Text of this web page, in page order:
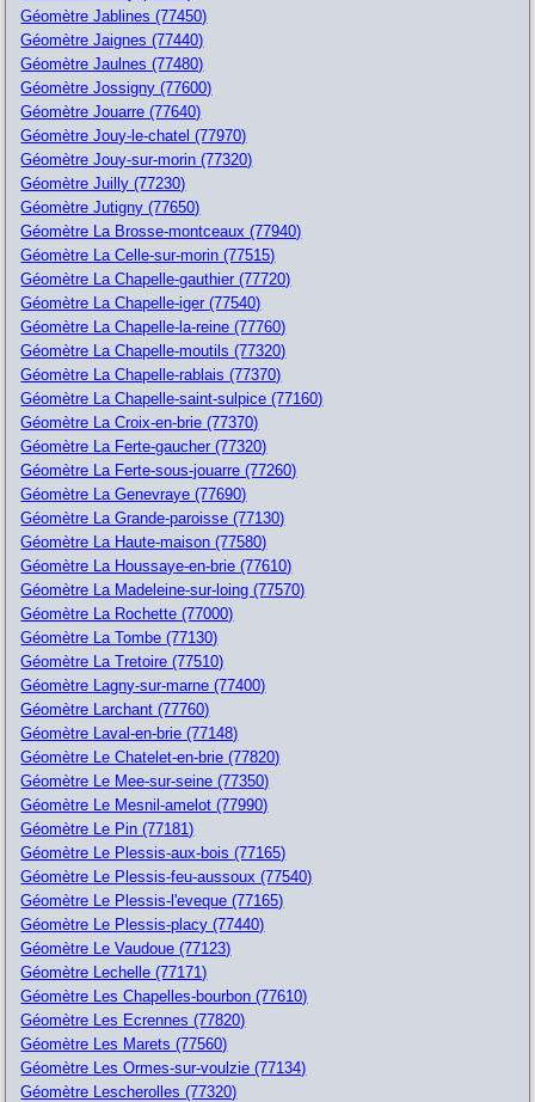
Géomètre Jablines (77450)
Géomètre Jaignes (77440)
Géomètre Jaulnes (77480)
Géomètre Jossigny (77600)
Géomètre Jouarre (77640)
Géomètre Jouy-le-chatel (77970)
Géomètre Jouy-sur-morin (77320)
Géomètre Juilly (77230)
Géomètre Jutigny (77650)
Géomètre La Brosse-montceaux (77940)
Géomètre La Celle-sur-morin (77515)
Géomètre La Chapelle-gauthier (77720)
Géomètre La Chapelle-iger (77540)
Géomètre La Chapelle-la-reine (77760)
Géomètre La Chapelle-moutils (77320)
Géomètre La Chapelle-rablais (77370)
Géomètre La Chapelle-saint-sulpice (77160)
Géomètre La Croix-en-brie (77370)
Géomètre La Ferte-gaucher (77320)
Géomètre La Ferte-sous-jouarre (77260)
Géomètre La Genevraye (77690)
Géomètre La Grande-paroisse (77130)
Géomètre La Haute-maison (77580)
Géomètre La Houssaye-en-brie (77610)
Géomètre La Madeleine-sur-loing (77570)
Géomètre La Rochette (77000)
Géomètre La Tombe (77130)
Géomètre La Tretoire (77510)
Géomètre Lagny-sur-marne (77400)
Géomètre Larchant (77760)
Géomètre Laval-en-brie (77148)
Géomètre Le Chatelet-en-brie (77820)
Géomètre Le Mee-sur-seine (77350)
Géomètre Le Mesnil-amelot (77990)
Géomètre Le Pin (77181)
Géomètre Le Plessis-aux-bois (77165)
Géomètre Le Plessis-feu-aussoux (77540)
Géomètre Le Plessis-l'eveque (77165)
Géomètre Le Plessis-placy (77440)
Géomètre Le Vaudoue (77123)
Géomètre Lechelle (77171)
Géomètre Les Chapelles-bourbon (77610)
Géomètre Les Ecrennes (77820)
Géomètre Les Marets (77560)
Géomètre Les Ormes-sur-voulzie (77134)
Géomètre Lescherolles (77320)